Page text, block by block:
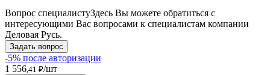
Вопрос специалистуЗдесь Вы можете обратиться с
интересующими Вас вопросами к специалистам компании
Деловая Русь.
Задать вопрос
-5% после авторизации
1 556,41 ₽/шт